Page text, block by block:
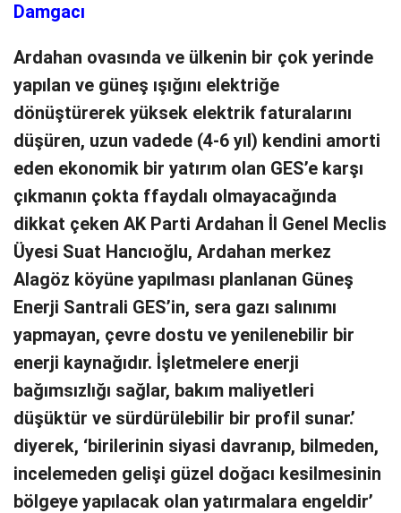
Damgacı
Ardahan ovasında ve ülkenin bir çok yerinde
yapılan ve güneş ışığını elektriğe
dönüştürerek yüksek elektrik faturalarını
düşüren, uzun vadede (4-6 yıl) kendini amorti
eden ekonomik bir yatırım olan GES’e karşı
çıkmanın çokta ffaydalı olmayacağında
dikkat çeken AK Parti Ardahan İl Genel Meclis
Üyesi Suat Hancıoğlu, Ardahan merkez
Alagöz köyüne yapılması planlanan Güneş
Enerji Santrali GES’in, sera gazı salınımı
yapmayan, çevre dostu ve yenilenebilir bir
enerji kaynağıdır. İşletmelere enerji
bağımsızlığı sağlar, bakım maliyetleri
düşüktür ve sürdürülebilir bir profil sunar.’
diyerek, ‘birilerinin siyasi davranıp, bilmeden,
incelemeden gelişi güzel doğacı kesilmesinin
bölgeye yapılacak olan yatırmalara engeldir’